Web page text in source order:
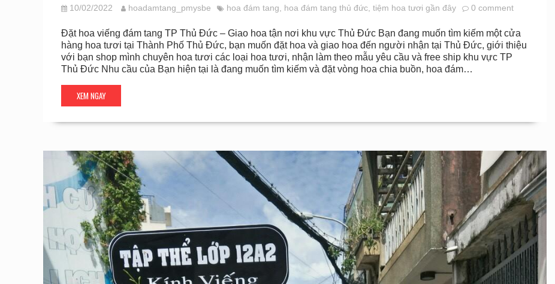
10/02/2022 hoadamtang_pmysbe hoa đám tang hoa đám tang thủ đức tiệm hoa tươi gần đây 0 comment
Đặt hoa viếng đám tang TP Thủ Đức – Giao hoa tận nơi khu vực Thủ Đức Bạn đang muốn tìm kiếm một cửa
hàng hoa tươi tại Thành Phố Thủ Đức, bạn muốn đặt hoa và giao hoa đến người nhận tại Thủ Đức, giới thiệu
với bạn shop mình chuyên hoa tươi các loại hoa tươi, nhận làm theo mẫu yêu cầu và free ship khu vực TP
Thủ Đức Nhu cầu của Bạn hiện tại là đang muốn tìm kiếm và đặt vòng hoa chia buồn, hoa đám…
XEM NGAY